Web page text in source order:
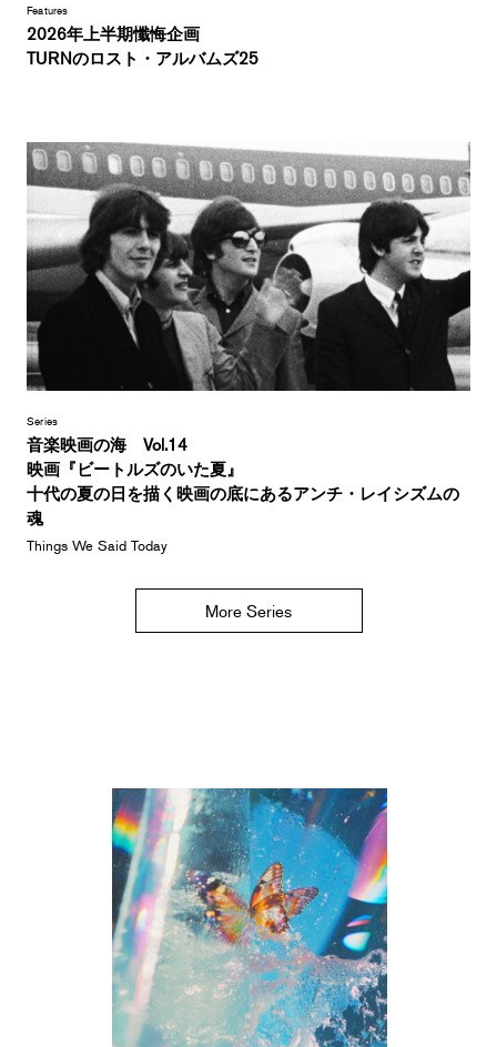
Features
2026年上半期懺悔企画
TURNのロスト・アルバムズ25
Series
音楽映画の海 Vol.14
映画『ビートルズのいた夏』
十代の夏の日を描く映画の底にあるアンチ・レイシズムの
魂
Things We Said Today
More Series